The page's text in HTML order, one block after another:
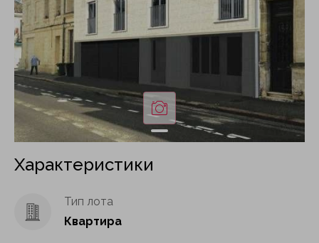
Характеристики
Тип лота
Квартира